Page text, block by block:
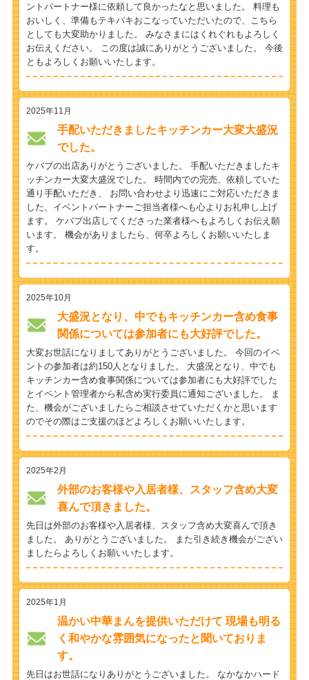
ントパートナー様に依頼して良かったなと思いました。 料理も
おいしく、準備もテキパキおこなっていただいたので、こちら
としても大変助かりました。 みなさまにはくれぐれもよろしく
お伝えください。 この度は誠にありがとうございました。 今後
ともよろしくお願いいたします。
2025年11月
手配いただきましたキッチンカー大変大盛況
でした。
ケバブの出店ありがとうございました。 手配いただきましたキ
ッチンカー大変大盛況でした。 時間内での完売、依頼していた
通り手配いただき、 お問い合わせより迅速にご対応いただきま
した、イベントパートナーご担当者様へも心よりお礼申し上げ
ます。 ケバブ出店してくださった業者様へもよろしくお伝え願
います。 機会がありましたら、何卒よろしくお願いいたしま
す。
2025年10月
大盛況となり、中でもキッチンカー含め食事
関係については参加者にも大好評でした。
大変お世話になりましてありがとうございました。 今回のイベ
ントの参加者は約150人となりました。 大盛況となり、中でも
キッチンカー含め食事関係については参加者にも大好評でした
とイベント管理者から私含め実行委員に通知ございました。 ま
た、機会がございましたらご相談させていただくかと思います
のでその際はご支援のほどよろしくお願いいたします。
2025年2月
外部のお客様や入居者様、スタッフ含め大変
喜んで頂きました。
先日は外部のお客様や入居者様、スタッフ含め大変喜んで頂き
ました。 ありがとうございました。 また引き続き機会がござい
ましたらよろしくお願いいたします。
2025年1月
温かい中華まんを提供いただけて 現場も明る
く和やかな雰囲気になったと聞いておりま
す。
先日はお世話になりありがとうございました。 なかなかハード